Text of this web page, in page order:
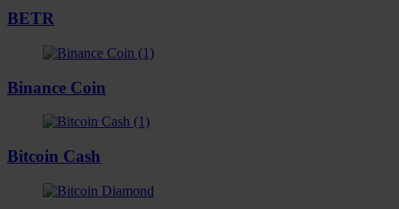
BETR
Binance Coin
Bitcoin Cash